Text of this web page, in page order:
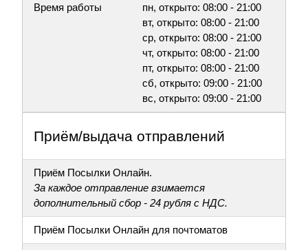
Время работы
пн, открыто: 08:00 - 21:00
вт, открыто: 08:00 - 21:00
ср, открыто: 08:00 - 21:00
чт, открыто: 08:00 - 21:00
пт, открыто: 08:00 - 21:00
сб, открыто: 09:00 - 21:00
вс, открыто: 09:00 - 21:00
Приём/выдача отправлений
Приём Посылки Онлайн.
За каждое отправление взимается
дополнительный сбор - 24 рубля с НДС.
Приём Посылки Онлайн для почтоматов